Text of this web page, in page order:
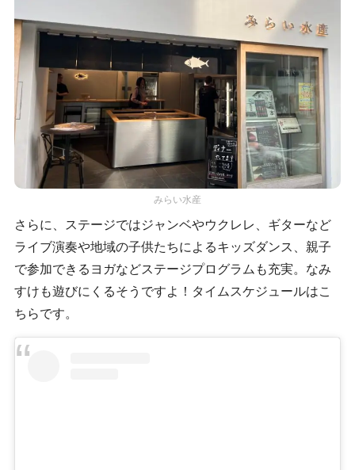
みらい水産
さらに、ステージではジャンベやウクレレ、ギターなど
ライブ演奏や地域の子供たちによるキッズダンス、親子
で参加できるヨガなどステージプログラムも充実。なみ
すけも遊びにくるそうですよ！タイムスケジュールはこ
ちらです。